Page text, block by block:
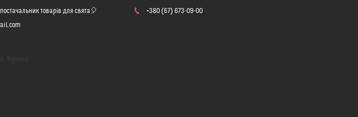
товарів для свята🎈
+380 (67) 673-09-00